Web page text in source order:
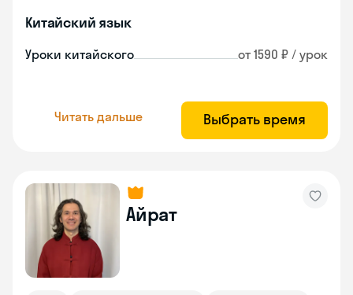
Китайский язык
Уроки китайского от 1590 ₽ / урок
Читать дальше Выбрать время
Айрат